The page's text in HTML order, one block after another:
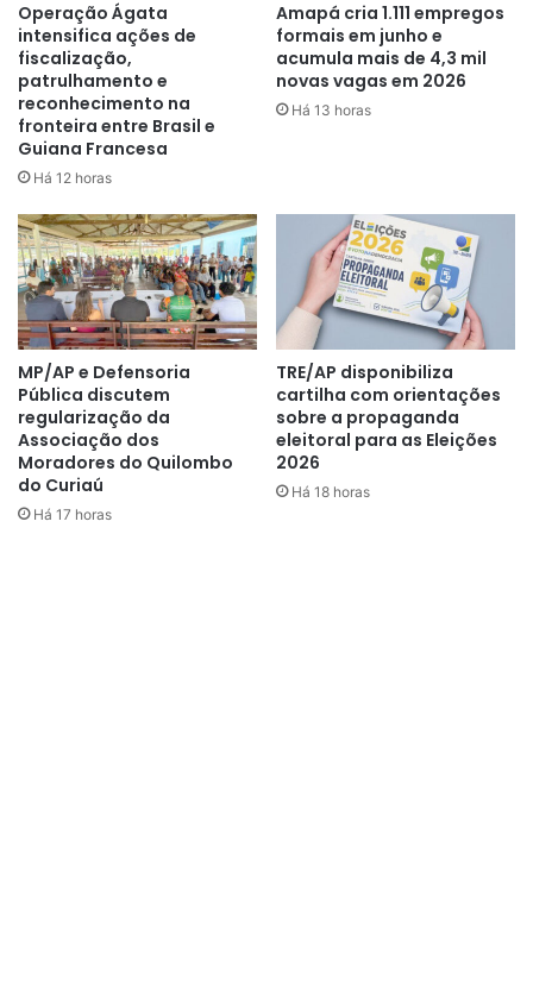
Operação Ágata
intensifica ações de
fiscalização,
patrulhamento e
reconhecimento na
fronteira entre Brasil e
Guiana Francesa
Há 12 horas
Amapá cria 1.111 empregos
formais em junho e
acumula mais de 4,3 mil
novas vagas em 2026
Há 13 horas
MP/AP e Defensoria
Pública discutem
regularização da
Associação dos
Moradores do Quilombo
do Curiaú
Há 17 horas
TRE/AP disponibiliza
cartilha com orientações
sobre a propaganda
eleitoral para as Eleições
2026
Há 18 horas